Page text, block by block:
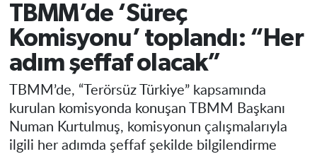
TBMM’de ‘Süreç
Komisyonu’ toplandı: “Her
adım şeffaf olacak”
TBMM’de, “Terörsüz Türkiye” kapsamında
kurulan komisyonda konuşan TBMM Başkanı
Numan Kurtulmuş, komisyonun çalışmalarıyla
ilgili her adımda şeffaf şekilde bilgilendirme
Turgutlu
Salihli
Saruhanlı
Soma
Manisa Trafik Yoğunluk Haritası
Süper Lig Puan Durumu ve Fikstür
Tüm Manşetler
Son Dakika Haberleri